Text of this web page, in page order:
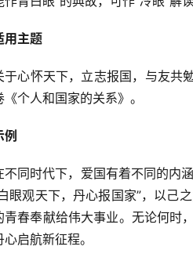
用主题
于心怀天下，立志报国，与友共
《个人和国家的关系》。
例
不同时代下，爱国有着不同的内
眼观天下，丹心报国家”，以己
青春奉献给伟大事业。无论何时
心启航新征程。